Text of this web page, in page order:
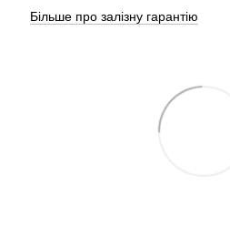
Більше про залізну гарантію